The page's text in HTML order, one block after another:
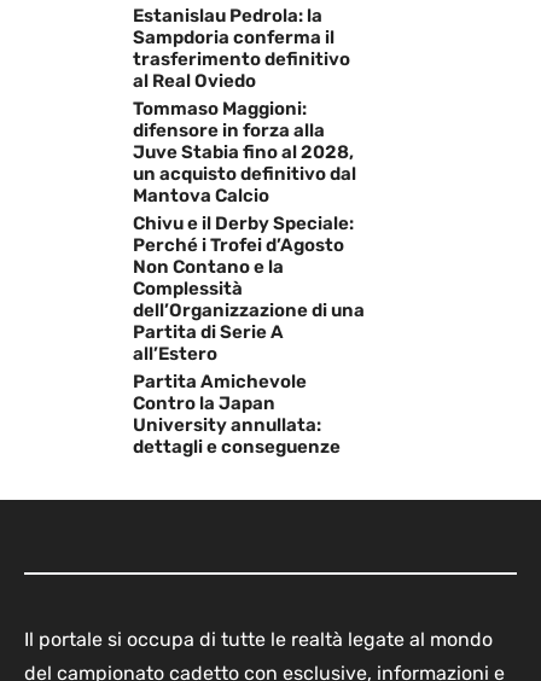
Estanislau Pedrola: la
Sampdoria conferma il
trasferimento definitivo
al Real Oviedo
Tommaso Maggioni:
difensore in forza alla
Juve Stabia fino al 2028,
un acquisto definitivo dal
Mantova Calcio
Chivu e il Derby Speciale:
Perché i Trofei d’Agosto
Non Contano e la
Complessità
dell’Organizzazione di una
Partita di Serie A
all’Estero
Partita Amichevole
Contro la Japan
University annullata:
dettagli e conseguenze
Il portale si occupa di tutte le realtà legate al mondo
del campionato cadetto con esclusive, informazioni e